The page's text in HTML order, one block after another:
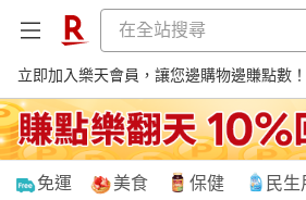
立即加入樂天會員，讓您邊購物邊賺點數！
購物網分類
免運 美食 保健 民生